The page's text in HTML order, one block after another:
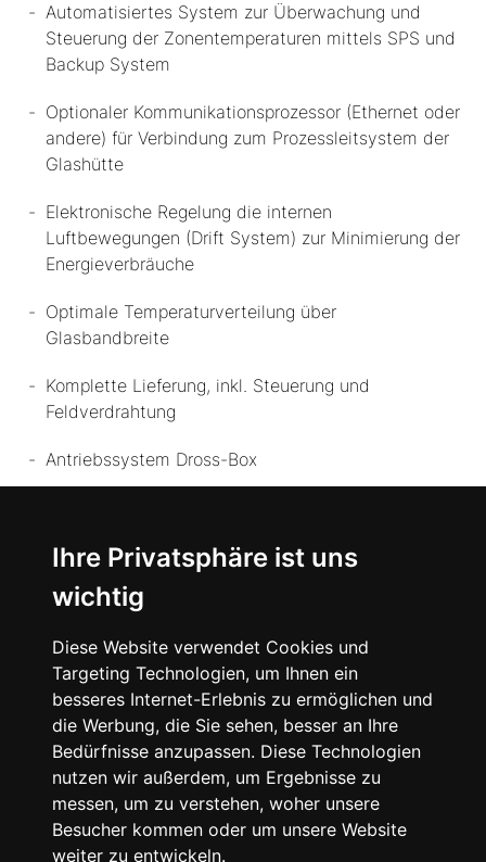
Ihre Privatsphäre ist uns
wichtig
Diese Website verwendet Cookies und
Targeting Technologien, um Ihnen ein
besseres Internet-Erlebnis zu ermöglichen und
die Werbung, die Sie sehen, besser an Ihre
Bedürfnisse anzupassen. Diese Technologien
nutzen wir außerdem, um Ergebnisse zu
messen, um zu verstehen, woher unsere
Besucher kommen oder um unsere Website
weiter zu entwickeln.
Automatisiertes System zur Überwachung und
Steuerung der Zonentemperaturen mittels SPS und
Backup System
Optionaler Kommunikationsprozessor (Ethernet oder
andere) für Verbindung zum Prozessleitsystem der
Glashütte
Elektronische Regelung die internen
Luftbewegungen (Drift System) zur Minimierung der
Energieverbräuche
Optimale Temperaturverteilung über
Glasbandbreite
Komplette Lieferung, inkl. Steuerung und
Feldverdrahtung
Antriebssystem Dross-Box
Optionales Scherbenband über gesamte Ofenlänge
Broschüre